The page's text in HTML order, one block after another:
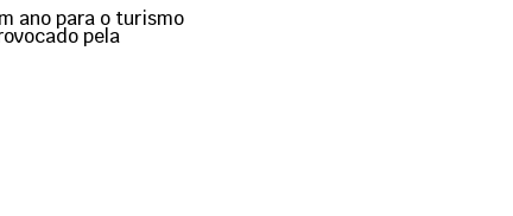
ano para o turismo
pela